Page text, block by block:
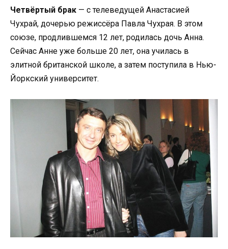
Четвёртый брак — с телеведущей Анастасией
Чухрай, дочерью режиссёра Павла Чухрая. В этом
союзе, продлившемся 12 лет, родилась дочь Анна.
Сейчас Анне уже больше 20 лет, она училась в
элитной британской школе, а затем поступила в Нью-
Йоркский университет.